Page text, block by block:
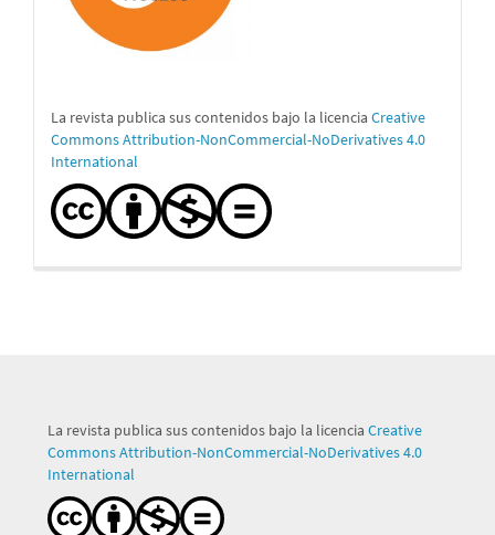
La revista publica sus contenidos bajo la licencia Creative
Commons Attribution-NonCommercial-NoDerivatives 4.0
International
La revista publica sus contenidos bajo la licencia Creative
Commons Attribution-NonCommercial-NoDerivatives 4.0
International